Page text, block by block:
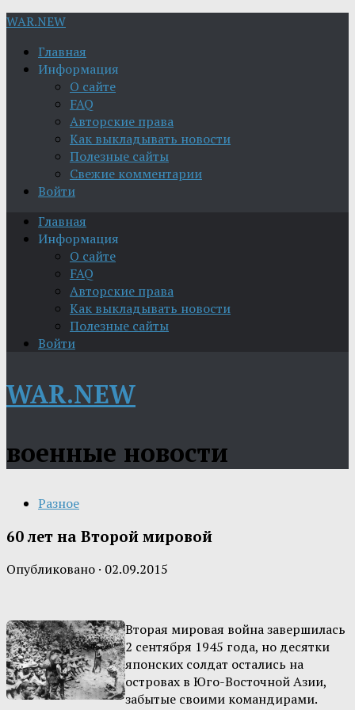
WAR.NEW
Главная
Информация
О сайте
FAQ
Авторские права
Как выкладывать новости
Полезные сайты
Свежие комментарии
Войти
Главная
Информация
О сайте
FAQ
Авторские права
Как выкладывать новости
Полезные сайты
Войти
WAR.NEW
военные новости
Разное
60 лет на Второй мировой
Опубликовано · 02.09.2015
Вторая мировая война завершилась
2 сентября 1945 года, но десятки
японских солдат остались на
островах в Юго-Восточной Азии,
забытые своими командирами.